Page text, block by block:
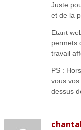
Juste
et de la
Etant
permets
travail
PS :
vous vos
dessus